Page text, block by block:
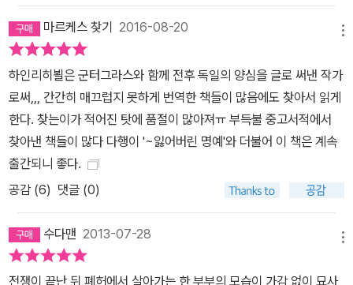
소녀의 얼굴은 환한 빛을 발하는 천사와 겹쳐지며 절망한 부부에게
큰 힘을 준다. 『그리고 아무 말도 하지 않았다』는 열린책들이 2009
년 말 펴내기 시작한 <열린책들 세계문학> 시리즈의 158번째 책이
다. <열린책들 세계문학>은 젊고 새로운 감각으로 다시 태어난 고전
시리즈의 새 이름으로, 상세한 해설과 작가 연보로 독자들의 깊이 있
는 이해를 돕는 한편 가볍고 실용적인 사이즈에 시선을 사로잡는 개
성 있는 디자인으로 현대적 감각을 살렸다. 앞으로도 열린책들은 세
계 문학사의 걸작들을 <열린책들 세계문학> 시리즈를 통해 계속 선
보일 예정이다. 열린책들 세계문학 낡고 먼지 싸인 고전 읽기의 대안
불멸의 고전들이 젊고 새로운 얼굴로 다시 태어난다. 목록 선정에서
부터 경직성을 탈피한 열린책들 세계문학은 본격 문학 거장들의 대표
걸작은 물론, 추리 문학, 환상 문학, SF 등 장르 문학의 기념비적 작
마르케스 찾기 2016-08-20
하인리히뵐은 군터그라스와 함께 전후 독일의 양심을 글로 써낸 작가
로써,,, 간간히 매끄럽지 못하게 번역한 책들이 많음에도 찾아서 읽게
한다. 찾는이가 적어진 탓에 품절이 많아져ㅠ 부득불 중고서적에서
찾아낸 책들이 많다 다행이 '~잃어버린 명예'와 더불어 이 책은 계속
출간되니 좋다.
공감 (6) 댓글 (0)
수다맨 2013-07-28
전쟁이 끝난 뒤 폐허에서 살아가는 한 부부의 모습이 가감 없이 묘사